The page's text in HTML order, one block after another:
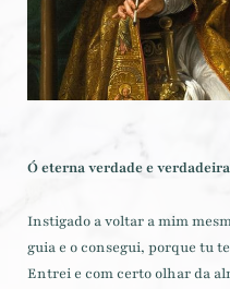
Ó eterna verdade e
Instigado a voltar a mim
guia e o consegui, porque tu
Entrei e com certo olhar da